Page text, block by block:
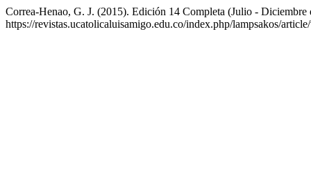
Correa-Henao, G. J. (2015). Edición 14 Completa (Julio -
https://revistas.ucatolicaluisamigo.edu.co/index.php/lampsakos/